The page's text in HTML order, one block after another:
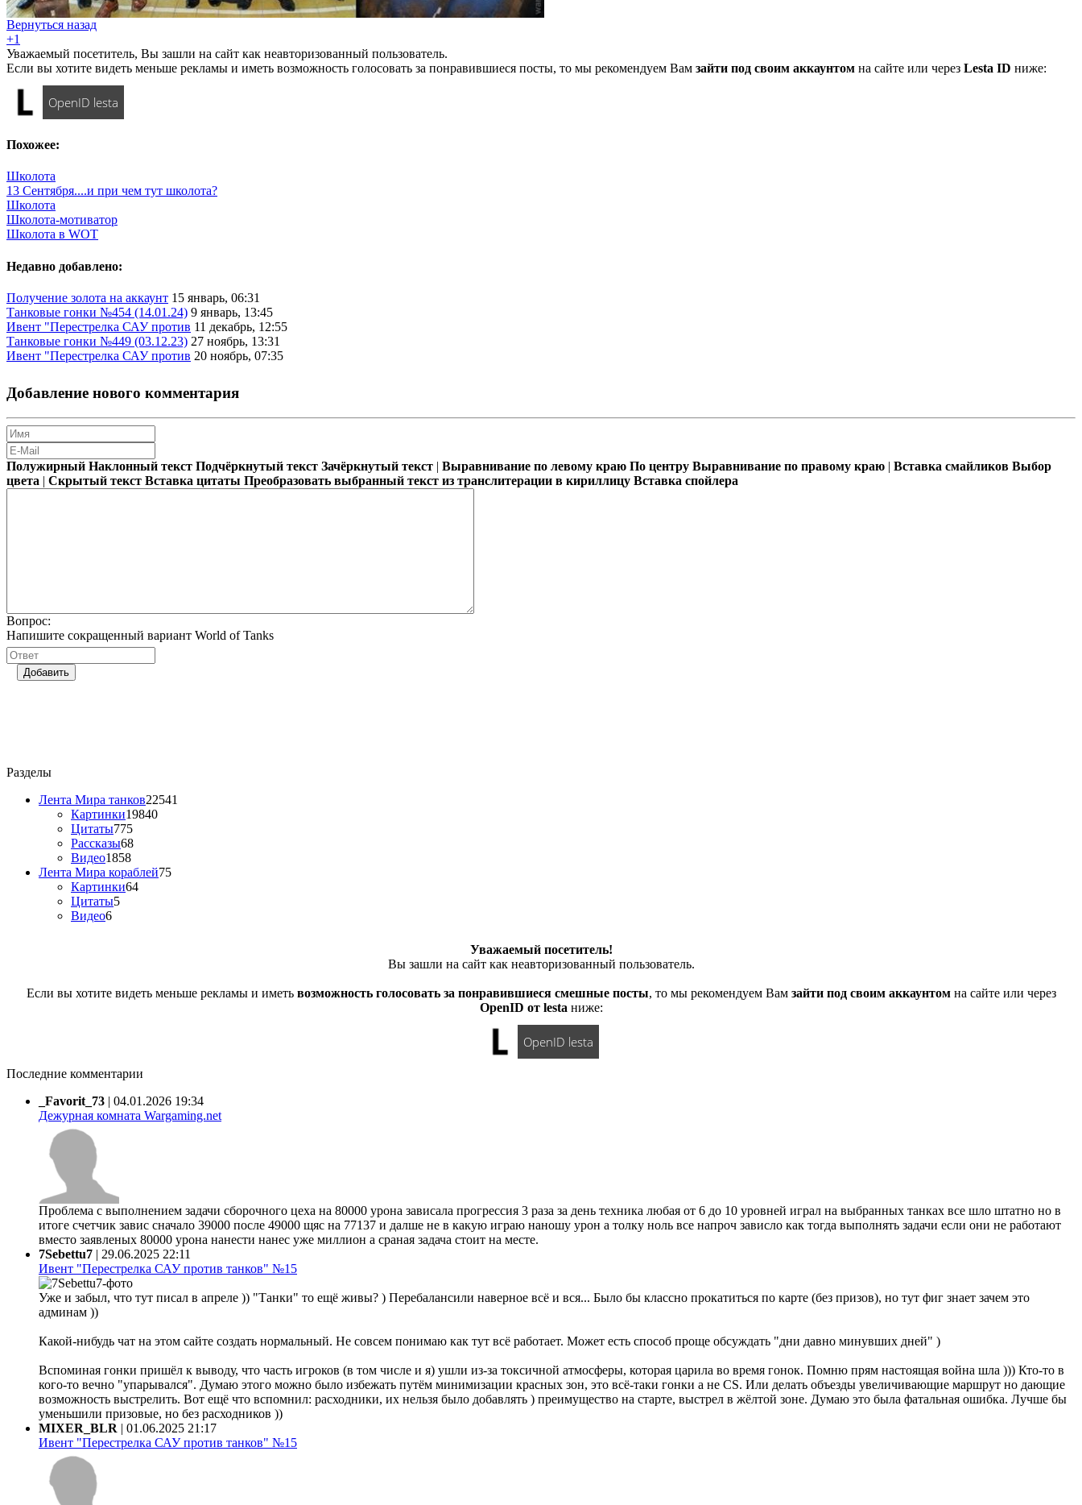
Вернуться назад
+1
Уважаемый посетитель, Вы зашли на сайт как неавторизованный пользователь.
Если вы хотите видеть меньше рекламы и иметь возможность голосовать за понравившиеся посты, то мы рекомендуем Вам зайти под своим аккаунтом на сайте или через Lesta ID ниже:
OpenID lesta
Похожее:
Школота
13 Сентября....и при чем тут школота?
Школота
Школота-мотиватор
Школота в WOT
Недавно добавлено:
Получение золота на аккаунт 15 январь, 06:31
Танковые гонки №454 (14.01.24) 9 январь, 13:45
Ивент "Перестрелка САУ против 11 декабрь, 12:55
Танковые гонки №449 (03.12.23) 27 ноябрь, 13:31
Ивент "Перестрелка САУ против 20 ноябрь, 07:35
Добавление нового комментария
Полужирный Наклонный текст Подчёркнутый текст Зачёркнутый текст | Выравнивание по левому краю По центру Выравнивание по правому краю | Вставка смайликов Выбор
цвета | Скрытый текст Вставка цитаты Преобразовать выбранный текст из транслитерации в кириллицу Вставка спойлера
Вопрос:
Напишите сокращенный вариант World of Tanks
Добавить
Разделы
Лента Мира танков22541
Картинки19840
Цитаты775
Рассказы68
Видео1858
Лента Мира кораблей75
Картинки64
Цитаты5
Видео6
Уважаемый посетитель!
Вы зашли на сайт как неавторизованный пользователь.
Если вы хотите видеть меньше рекламы и иметь возможность голосовать за понравившиеся смешные посты, то мы рекомендуем Вам зайти под своим аккаунтомна сайте или через
OpenID от lesta ниже:
OpenID lesta
Последние комментарии
_Favorit_73 | 04.01.2026 19:34
Дежурная комната Wargaming.net
Проблема с выполнением задачи сборочного цеха на 80000 урона зависала прогрессия 3 раза за день техника любая от 6 до 10 уровней играл на выбранных танках все шло штатно но в
итоге счетчик завис сначало 39000 после 49000 щяс на 77137 и далше не в какую играю наношу урон а толку ноль все напроч зависло как тогда выполнять задачи если они не работают
вместо заявленых 80000 урона нанести нанес уже миллион а сраная задача стоит на месте.
7Sebettu7 | 29.06.2025 22:11
Ивент "Перестрелка САУ против танков" №15
Уже и забыл, что тут писал в апреле )) "Танки" то ещё живы? ) Перебалансили наверное всё и вся... Было бы классно прокатиться по карте (без призов), но тут фиг знает зачем это
админам ))
Какой-нибудь чат на этом сайте создать нормальный. Не совсем понимаю как тут всё работает. Может есть способ проще обсуждать "дни давно минувших дней" )
Вспоминая гонки пришёл к выводу, что часть игроков (в том числе и я) ушли из-за токсичной атмосферы, которая царила во время гонок. Помню прям настоящая война шла ))) Кто-то в
кого-то вечно "упарывался". Думаю этого можно было избежать путём минимизации красных зон, это всё-таки гонки а не CS. Или делать объезды увеличивающие маршрут но дающие
возможность выстрелить. Вот ещё что вспомнил: расходники, их нельзя было добавлять ) преимущество на старте, выстрел в жёлтой зоне. Думаю это была фатальная ошибка. Лучше бы
уменьшили призовые, но без расходников ))
MIXER_BLR | 01.06.2025 21:17
Ивент "Перестрелка САУ против танков" №15